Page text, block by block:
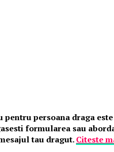
persoana draga
formularea sau
tau dragut.Citeste